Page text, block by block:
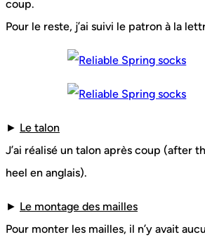
coup.
Pour le reste, j’ai suivi le patron à la
► Le talon
J’ai réalisé un talon après coup (after
heel en anglais).
► Le montage des mailles
Pour monter les mailles, il n’y avait